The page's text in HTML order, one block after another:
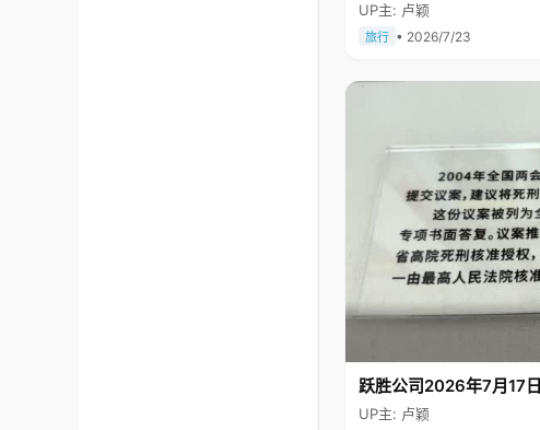
UP主: 卢颖
旅行 • 2026/7/23
跃胜公司2026年7月17日
UP主: 卢颖